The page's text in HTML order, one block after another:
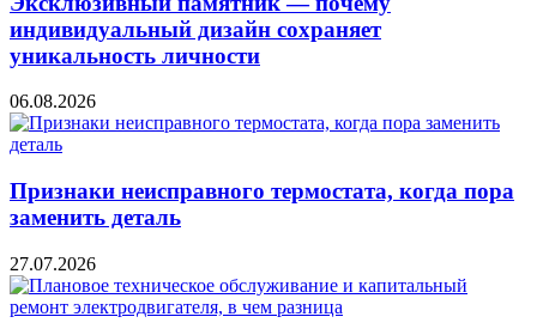
индивидуальный дизайн сохраняет
уникальность личности
06.08.2026
Признаки неисправного термостата, когда пора
заменить деталь
27.07.2026